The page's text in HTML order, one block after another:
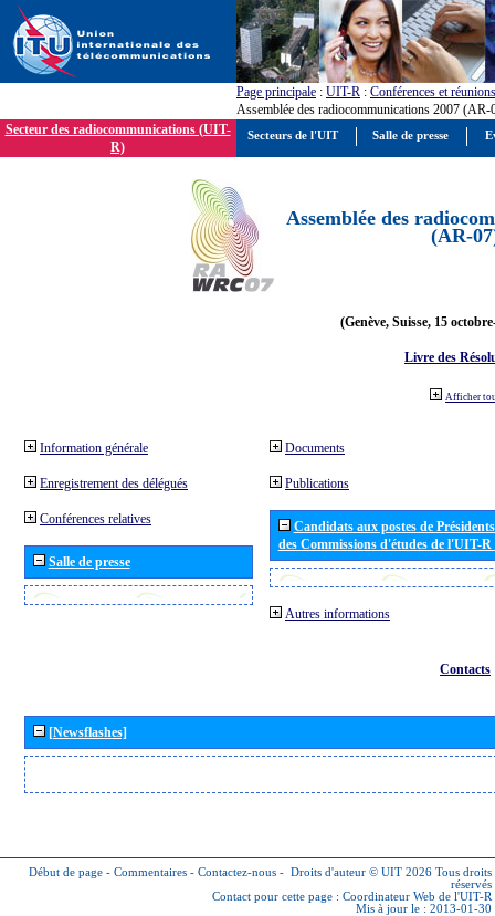
Page principale : UIT-R : Conférences et réunions
Assemblée des radiocommunications 2007 (AR-
Secteur des radiocommunications (UIT-
R)
Assemblée des
(AR-
(Genève, Suisse, 15
Livre des
Afficher
Information générale
Enregistrement des délégués
Conférences relatives
Salle de presse
Documents
Publications
Candidats aux postes de
des Commissions d'études de l'UIT-
Autres informations
Contacts
[Newsflashes]
Début de page - Commentaires - Contactez-nous - Droits d'auteur © UIT 2026 Tous droits
réservés
Contact pour cette page : Coordinateur Web de l'UIT-R
Mis à jour le : 2013-01-30
Secteurs de l'UIT Salle de presse